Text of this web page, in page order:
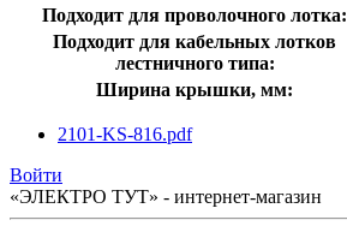
Подходит для проволочного лотка:
Подходит для кабельных лотков
лестничного типа:
Ширина крышки, мм:
2101-KS-816.pdf
Войти
«ЭЛЕКТРО ТУТ» - интернет-магазин